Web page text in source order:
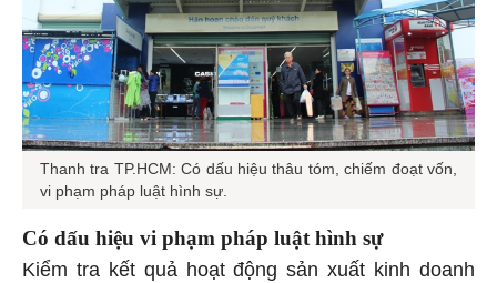
Thanh tra TP.HCM: Có dấu hiệu thâu tóm, chiếm đoạt vốn,
vi phạm pháp luật hình sự.
Có dấu hiệu vi phạm pháp luật hình sự
Kiểm tra kết quả hoạt động sản xuất kinh doanh